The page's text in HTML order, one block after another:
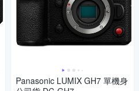
Panasonic LUMIX GH7 單機身